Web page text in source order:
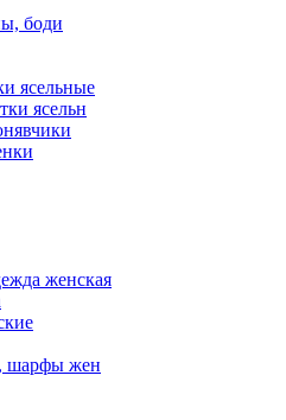
боди
ясельные
ясельн
женская
шарфы жен